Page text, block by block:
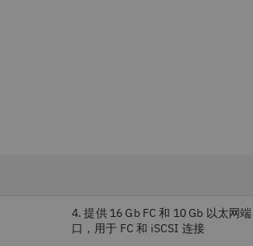
4. 提供 16 Gb FC 和 10 Gb 以太网端
口，用于 FC 和 iSCSI 连接